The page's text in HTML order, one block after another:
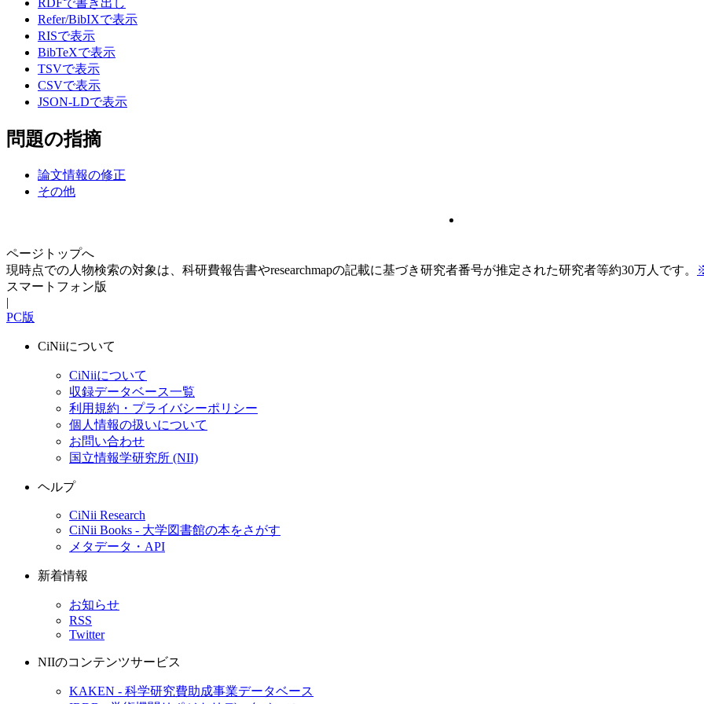
RDFで書き出し
Refer/BibIXで表示
RISで表示
BibTeXで表示
TSVで表示
CSVで表示
JSON-LDで表示
問題の指摘
論文情報の修正
その他
ページトップへ
現時点での人物検索の対象は、科研費報告書やresearchmapの記載に基づき研究者番号が推定された研究者等約30万人です。
スマートフォン版
|
PC版
CiNiiについて
CiNiiについて
収録データベース一覧
利用規約・プライバシーポリシー
個人情報の扱いについて
お問い合わせ
国立情報学研究所 (NII)
ヘルプ
CiNii Research
CiNii Books - 大学図書館の本をさがす
メタデータ・API
新着情報
お知らせ
RSS
Twitter
NIIのコンテンツサービス
KAKEN - 科学研究費助成事業データベース